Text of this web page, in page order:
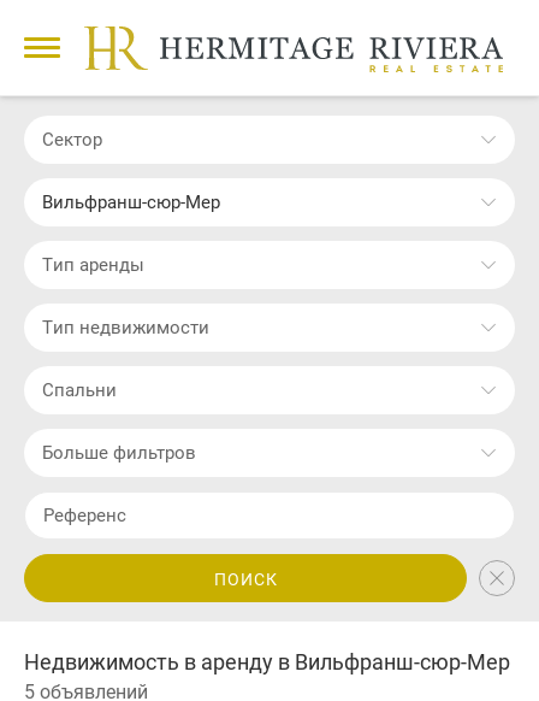
Сектор
Вильфранш-сюр-Мер
Тип аренды
Тип недвижимости
Cпальни
Больше фильтров
ПОИСК
Недвижимость в аренду в Вильфранш-сюр-Мер
5 объявлений